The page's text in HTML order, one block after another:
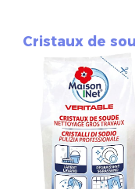
Cristaux de